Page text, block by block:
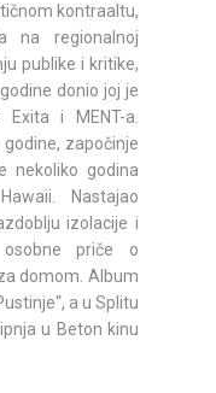
kontraaltu,
na regionalnoj
publike i kritike,
donio joj je
i MENT-a.
započinje
nekoliko godina
Nastajao
izolacije i
osobne priče o
domom. Album
a u Splitu
u Beton kinu